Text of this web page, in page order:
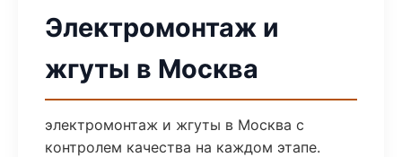
Электромонтаж и
жгуты в Москва
электромонтаж и жгуты в Москва с
контролем качества на каждом этапе.